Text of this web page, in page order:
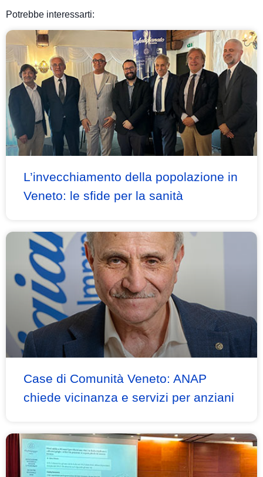
Potrebbe interessarti:
L’invecchiamento della popolazione in
Veneto: le sfide per la sanità
Case di Comunità Veneto: ANAP
chiede vicinanza e servizi per anziani